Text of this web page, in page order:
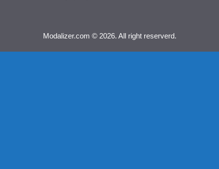
Modalizer.com © 2026. All right reserverd.